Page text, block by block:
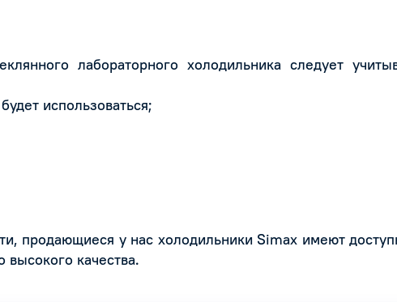
лабораторного холодильника следует
использоваться;
продающиеся у нас холодильники Simax имеют
качества.